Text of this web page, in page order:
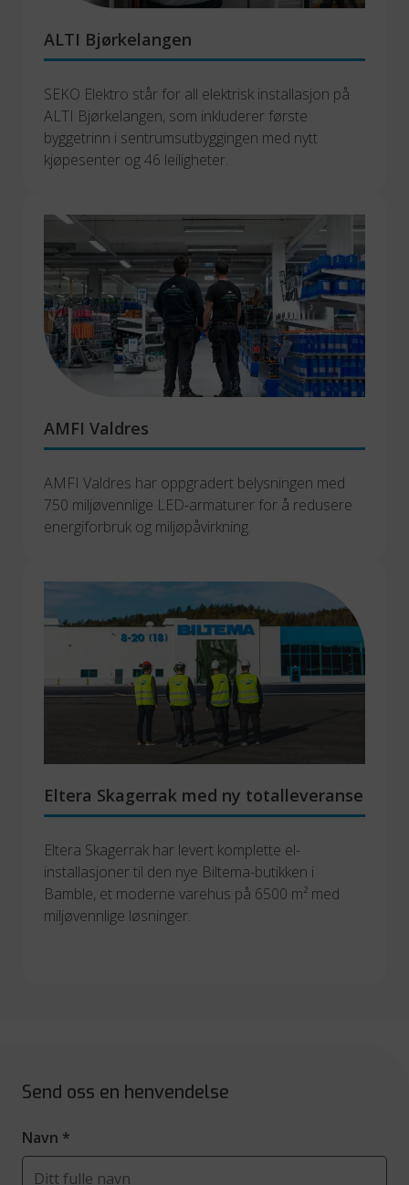
ALTI Bjørkelangen
SEKO Elektro står for all elektrisk installasjon på
ALTI Bjørkelangen, som inkluderer første
byggetrinn i sentrumsutbyggingen med nytt
kjøpesenter og 46 leiligheter.
AMFI Valdres
AMFI Valdres har oppgradert belysningen med
750 miljøvennlige LED-armaturer for å redusere
energiforbruk og miljøpåvirkning.
Eltera Skagerrak med ny totalleveranse
Eltera Skagerrak har levert komplette el-
installasjoner til den nye Biltema-butikken i
Bamble, et moderne varehus på 6500 m² med
miljøvennlige løsninger.
Send oss en henvendelse
Navn *